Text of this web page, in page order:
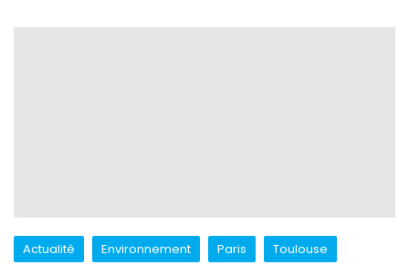
Actualité Environnement Paris Toulouse